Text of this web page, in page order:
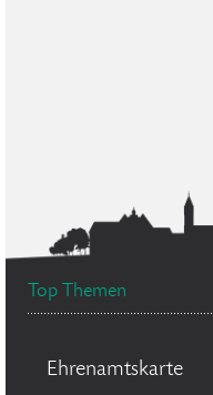
Top Themen
Ehrenamtskarte